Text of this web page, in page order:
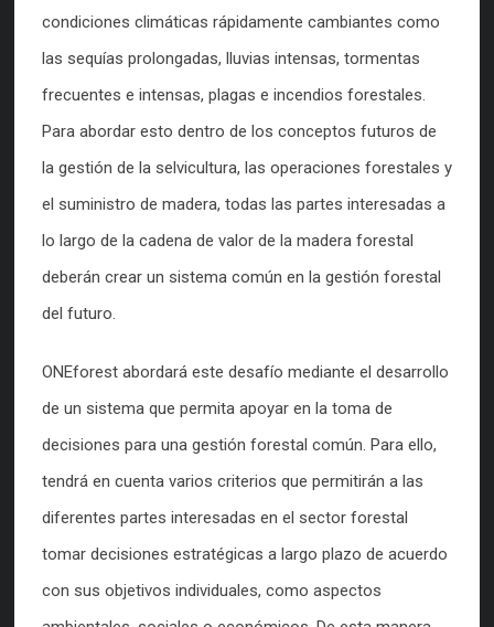
condiciones climáticas rápidamente cambiantes como
las sequías prolongadas, lluvias intensas, tormentas
frecuentes e intensas, plagas e incendios forestales.
Para abordar esto dentro de los conceptos futuros de
la gestión de la selvicultura, las operaciones forestales y
el suministro de madera, todas las partes interesadas a
lo largo de la cadena de valor de la madera forestal
deberán crear un sistema común en la gestión forestal
del futuro.
ONEforest abordará este desafío mediante el desarrollo
de un sistema que permita apoyar en la toma de
decisiones para una gestión forestal común. Para ello,
tendrá en cuenta varios criterios que permitirán a las
diferentes partes interesadas en el sector forestal
tomar decisiones estratégicas a largo plazo de acuerdo
con sus objetivos individuales, como aspectos